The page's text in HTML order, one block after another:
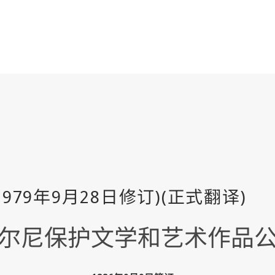
尼保护文学和艺术作品